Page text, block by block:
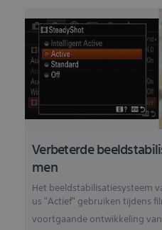
Verbeterde
men
Het beeldstabilisatiesysteem
us ʺActiefʺ gebruiken tijdens
voortgaande ontwikkeling